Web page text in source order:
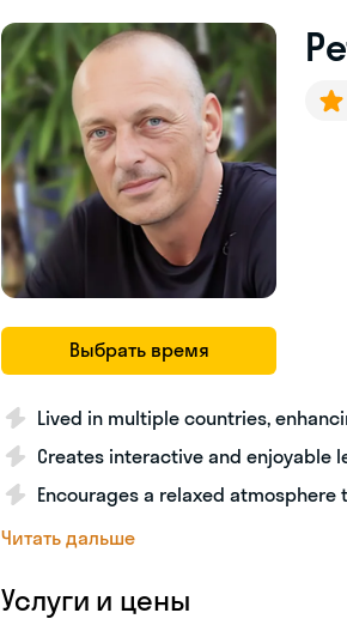
Выбрать время
Lived in multiple countries,
Creates interactive and enjoyable
Encourages a relaxed
Читать дальше
Услуги и цены